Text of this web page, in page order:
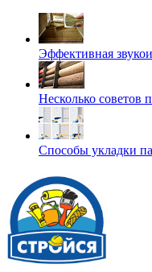
Эффективная
Несколько советов
Способы укладки